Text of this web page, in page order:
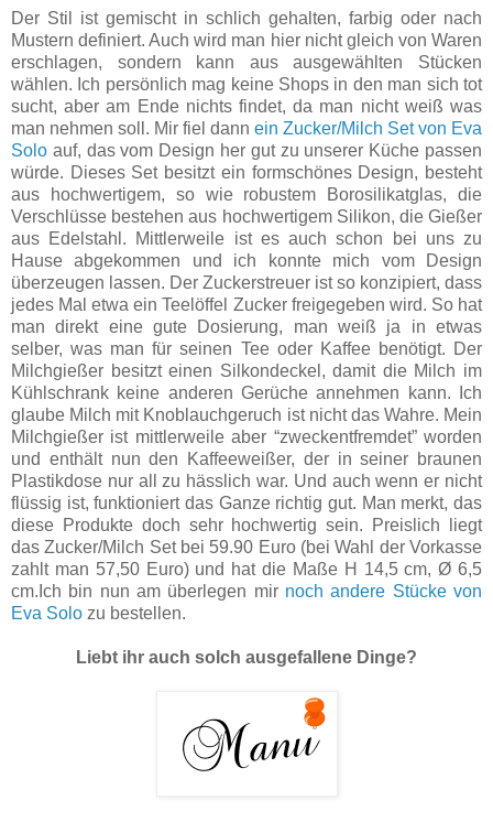
Der Stil ist gemischt in schlich gehalten, farbig oder nach
Mustern definiert. Auch wird man hier nicht gleich von Waren
erschlagen, sondern kann aus ausgewählten Stücken
wählen. Ich persönlich mag keine Shops in den man sich tot
sucht, aber am Ende nichts findet, da man nicht weiß was
man nehmen soll. Mir fiel dann ein Zucker/Milch Set von Eva
Solo auf, das vom Design her gut zu unserer Küche passen
würde. Dieses Set besitzt ein formschönes Design, besteht
aus hochwertigem, so wie robustem Borosilikatglas, die
Verschlüsse bestehen aus hochwertigem Silikon, die Gießer
aus Edelstahl. Mittlerweile ist es auch schon bei uns zu
Hause abgekommen und ich konnte mich vom Design
überzeugen lassen. Der Zuckerstreuer ist so konzipiert, dass
jedes Mal etwa ein Teelöffel Zucker freigegeben wird. So hat
man direkt eine gute Dosierung, man weiß ja in etwas
selber, was man für seinen Tee oder Kaffee benötigt. Der
Milchgießer besitzt einen Silkondeckel, damit die Milch im
Kühlschrank keine anderen Gerüche annehmen kann. Ich
glaube Milch mit Knoblauchgeruch ist nicht das Wahre. Mein
Milchgießer ist mittlerweile aber “zweckentfremdet” worden
und enthält nun den Kaffeeweißer, der in seiner braunen
Plastikdose nur all zu hässlich war. Und auch wenn er nicht
flüssig ist, funktioniert das Ganze richtig gut. Man merkt, das
diese Produkte doch sehr hochwertig sein. Preislich liegt
das Zucker/Milch Set bei 59.90 Euro (bei Wahl der Vorkasse
zahlt man 57,50 Euro) und hat die Maße H 14,5 cm, Ø 6,5
cm.Ich bin nun am überlegen mir noch andere Stücke von
Eva Solo zu bestellen.
Liebt ihr auch solch ausgefallene Dinge?